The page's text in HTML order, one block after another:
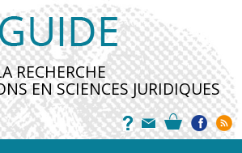
RECHERCHE
EN SCIENCES JURIDIQUES